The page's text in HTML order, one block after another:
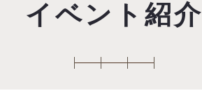
イベント紹介